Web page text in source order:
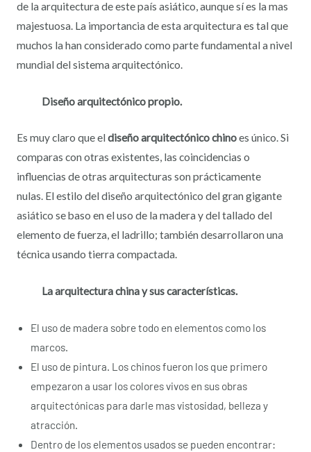
de la arquitectura de este país asiático, aunque sí es la mas
majestuosa. La importancia de esta arquitectura es tal que
muchos la han considerado como parte fundamental a nivel
mundial del sistema arquitectónico.
Diseño arquitectónico propio.
Es muy claro que el diseño arquitectónico chinoes único. Si
comparas con otras existentes, las coincidencias o
influencias de otras arquitecturas son prácticamente
nulas. El estilo del diseño arquitectónico del gran gigante
asiático se baso en el uso de la madera y del tallado del
elemento de fuerza, el ladrillo; también desarrollaron una
técnica usando tierra compactada.
La arquitectura china y sus características.
El uso de madera sobre todo en elementos como los
marcos.
El uso de pintura. Los chinos fueron los que primero
empezaron a usar los colores vivos en sus obras
arquitectónicas para darle mas vistosidad, belleza y
atracción.
Dentro de los elementos usados se pueden encontrar: